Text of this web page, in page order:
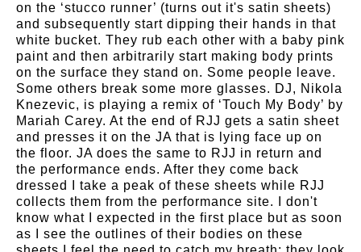
on the ‘stucco runner’ (turns out it's satin sheets)
and subsequently start dipping their hands in that
white bucket. They rub each other with a baby pink
paint and then arbitrarily start making body prints
on the surface they stand on. Some people leave.
Some others break some more glasses. DJ, Nikola
Knezevic, is playing a remix of ‘Touch My Body’ by
Mariah Carey. At the end of RJJ gets a satin sheet
and presses it on the JA that is lying face up on
the floor. JA does the same to RJJ in return and
the performance ends. After they come back
dressed I take a peak of these sheets while RJJ
collects them from the performance site. I don't
know what I expected in the first place but as soon
as I see the outlines of their bodies on these